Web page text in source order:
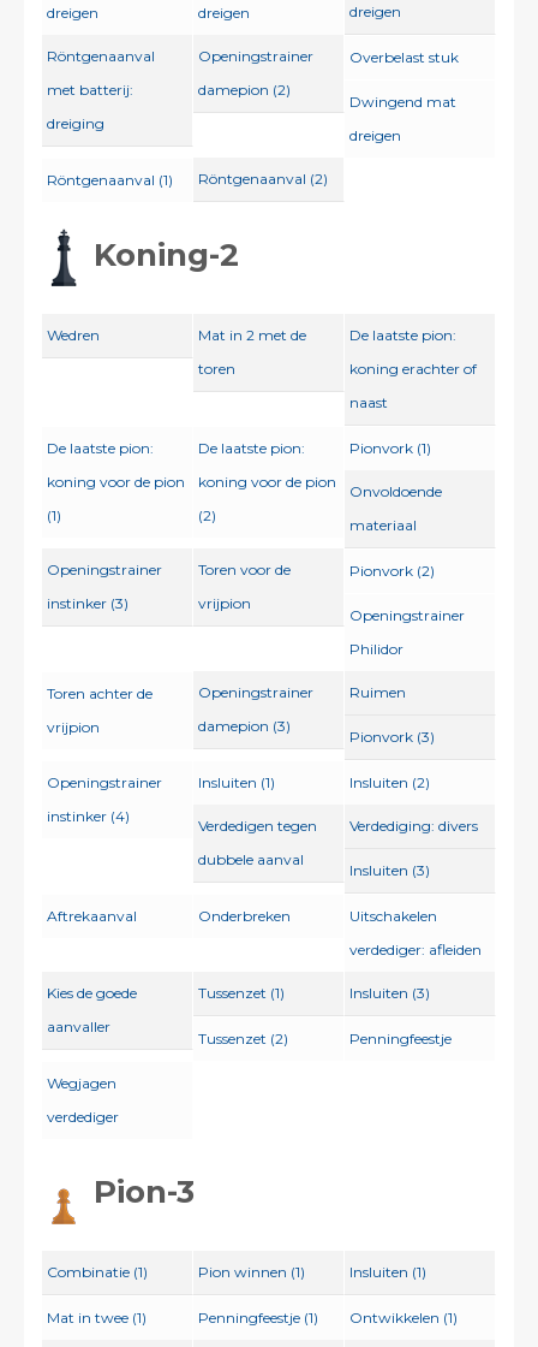
dreigen
dreigen
dreigen
Röntgenaanval
met batterij:
dreiging
Openingstrainer
damepion (2)
Overbelast stuk
Dwingend mat
dreigen
Röntgenaanval (1) Röntgenaanval (2)
Koning-2
Wedren
Mat in 2 met de
toren
De laatste pion:
koning erachter of
naast
De laatste pion:
koning voor de pion
(1)
De laatste pion:
koning voor de pion
(2)
Pionvork (1)
Onvoldoende
materiaal
Openingstrainer
instinker (3)
Toren voor de
vrijpion
Pionvork (2)
Openingstrainer
Philidor
Toren achter de
vrijpion
Openingstrainer
damepion (3)
Ruimen
Pionvork (3)
Openingstrainer
instinker (4)
Insluiten (1) Insluiten (2)
Verdedigen tegen
dubbele aanval
Verdediging: divers
Insluiten (3)
Aftrekaanval Onderbreken
Uitschakelen
verdediger: afleiden
Kies de goede
aanvaller
Tussenzet (1) Insluiten (3)
Tussenzet (2) Penningfeestje
Wegjagen
verdediger
Pion-3
Combinatie (1) Pion winnen (1) Insluiten (1)
Mat in twee (1) Penningfeestje (1) Ontwikkelen (1)